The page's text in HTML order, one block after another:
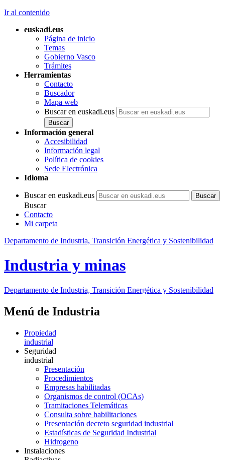
Ir al contenido
euskadi.eus
Página de inicio
Temas
Gobierno Vasco
Trámites
Herramientas
Contacto
Buscador
Mapa web
Buscar en euskadi.eus
Información general
Accesibilidad
Información legal
Política de cookies
Sede Electrónica
Idioma
Buscar en euskadi.eus
Buscar
Contacto
Mi carpeta
Departamento de Industria, Transición Energética y Sostenibilidad
Industria y minas
Departamento de Industria, Transición Energética y Sostenibilidad
Menú de Industria
Propiedad
industrial
Seguridad
industrial
Presentación
Procedimientos
Empresas habilitadas
Organismos de control (OCAs)
Tramitaciones Telemáticas
Consulta sobre habilitaciones
Presentación decreto seguridad industrial
Estadísticas de Seguridad Industrial
Hidrogeno
Instalaciones